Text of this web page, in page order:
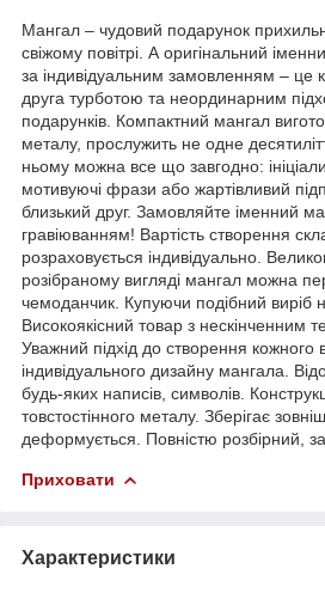
Мангал – чудовий подарунок
свіжому повітрі. А оригінальний
за індивідуальним замовленням – це
друга турботою та неординарним
подарунків. Компактний мангал
металу, прослужить не одне
ньому можна все що завгодно:
мотивуючі фрази або жартівливий
близький друг. Замовляйте іменний
гравіюванням! Вартість створення
розраховується індивідуально.
розібраному вигляді мангал можна
чемоданчик. Купуючи подібний виріб
Високоякісний товар з нескінченним
Уважний підхід до створення кожного
індивідуального дизайну мангала.
будь-яких написів, символів.
товстостінного металу. Зберігає
деформується. Повністю розбірний,
Приховати
Характеристики